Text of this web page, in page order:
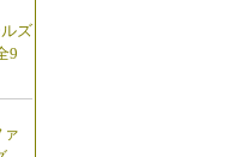
ズ
9
ァ